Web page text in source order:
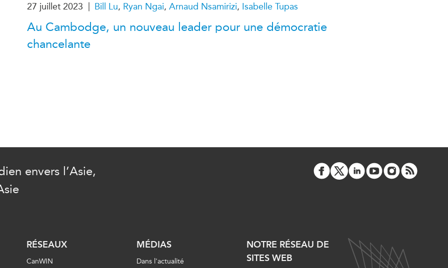
pour
Sondages
Séries spéciales
27 juillet 2023 | Bill Lu, Ryan Ngai, Arnaud Nsamirizi, Isabelle Tupas
Au Cambodge, un nouveau leader pour une démocratie
chancelante
envers l’Asie,
RÉSEAUX
CanWIN
MÉDIAS
Dans l'actualité
NOTRE RÉSEAU DE
SITES WEB